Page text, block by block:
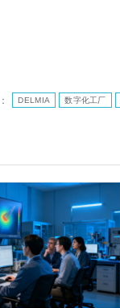
DELMIA 数字化工厂